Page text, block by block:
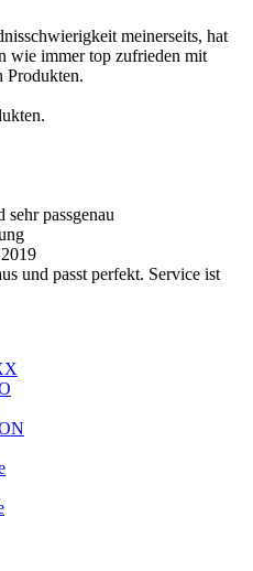
meinerseits, hat
wie immer top zufrieden mit
Produkten.
passgenau
und passt perfekt. Service ist